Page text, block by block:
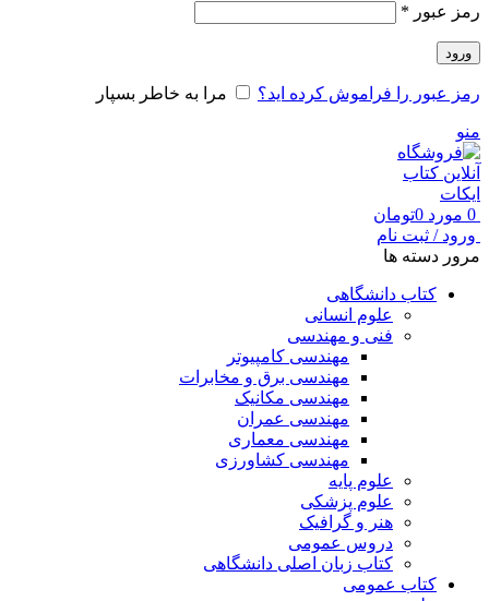
رمز عبور *
ورود
رمز عبور را فراموش کرده اید؟ مرا به خاطر بسپار
منو
0 مورد 0تومان
ورود / ثبت نام
مرور دسته ها
کتاب دانشگاهی
علوم انسانی
فنی و مهندسی
مهندسی کامپیوتر
مهندسی برق و مخابرات
مهندسی مکانیک
مهندسی عمران
مهندسی معماری
مهندسی کشاورزی
علوم پایه
علوم پزشکی
هنر و گرافیک
دروس عمومی
کتاب زبان اصلی دانشگاهی
کتاب عمومی